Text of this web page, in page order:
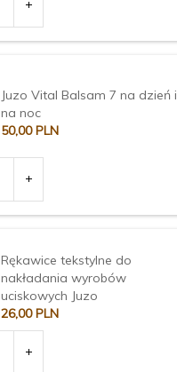
Juzo Vital Balsam 7 na dzień i
na noc
50,00 PLN
Rękawice tekstylne do
nakładania wyrobów
uciskowych Juzo
26,00 PLN